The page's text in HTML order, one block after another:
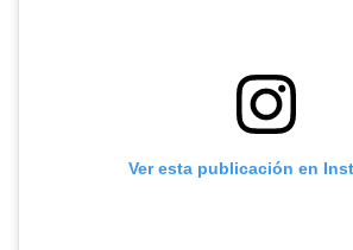
Ver esta publicación en